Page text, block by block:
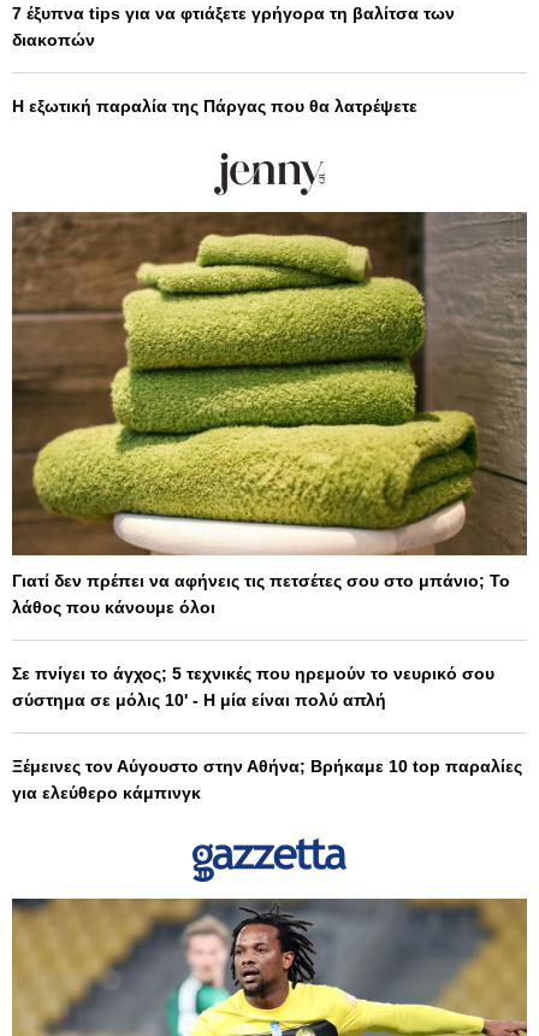
7 έξυπνα tips για να φτιάξετε γρήγορα τη βαλίτσα των
διακοπών
Η εξωτική παραλία της Πάργας που θα λατρέψετε
Γιατί δεν πρέπει να αφήνεις τις πετσέτες σου στο μπάνιο; Το
λάθος που κάνουμε όλοι
Σε πνίγει το άγχος; 5 τεχνικές που ηρεμούν το νευρικό σου
σύστημα σε μόλις 10' - Η μία είναι πολύ απλή
Ξέμεινες τον Αύγουστο στην Αθήνα; Βρήκαμε 10 top παραλίες
για ελεύθερο κάμπινγκ